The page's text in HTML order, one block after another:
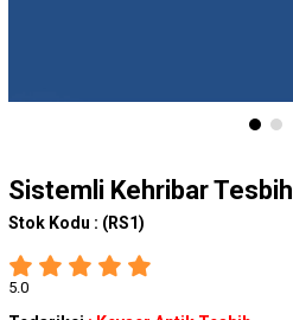
Sistemli Kehribar Tesbih
Stok Kodu : (RS1)
5.0